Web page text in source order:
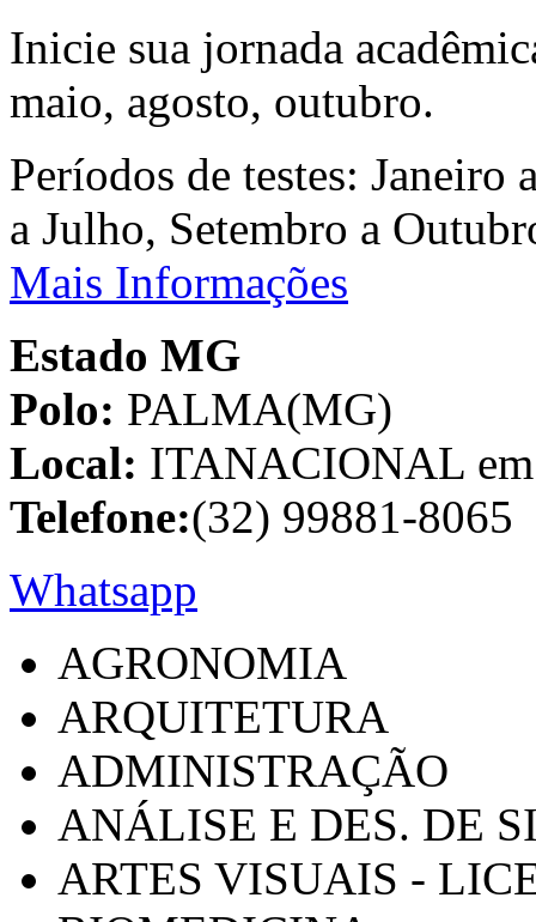
Inicie sua jornada
maio, agosto, outubro.
Períodos de testes:
a Julho, Setembro a
Mais Informações
Estado MG
Polo: PALMA(MG)
Local: ITANACIONAL
Telefone:(32) 99881-8065
Whatsapp
AGRONOMIA
ARQUITETURA
ADMINISTRAÇÃO
ANÁLISE E DES. DE
ARTES VISUAIS -